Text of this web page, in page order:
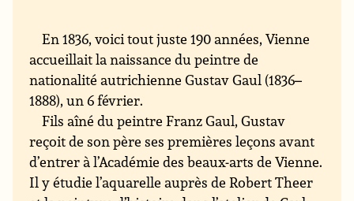
En 1836, voici tout juste 190 années, Vienne
accueillait la naissance du peintre de
nationalité autrichienne Gustav Gaul (1836–
1888), un 6 février.
Fils aîné du peintre Franz Gaul, Gustav
reçoit de son père ses premières leçons avant
d’entrer à l’Académie des beaux-arts de Vienne.
Il y étudie l’aquarelle auprès de Robert Theer